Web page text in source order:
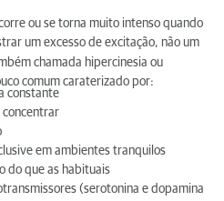
para a hiperatividade em
ou se torna muito intenso quando
um excesso de excitação, não um
chamada hipercinesia ou
comum caraterizado por:
constante
concentrar
em ambientes tranquilos
do que as habituais
(serotonina e dopamina